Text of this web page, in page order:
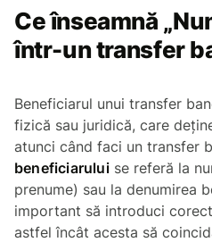
Ce înseamnă
într-un transfer
Beneficiarul unui transfer
fizică sau juridică, care
atunci când faci un transfer
beneficiaruluise referă la
prenume) sau la denumirea
important să introduci
astfel încât acesta să